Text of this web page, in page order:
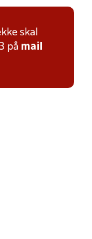
skal
på mail